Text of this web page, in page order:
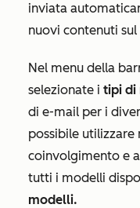
inviata
nuovi contenuti
Nel menu della
selezionate i tipi di
di e-mail per i
possibile utilizzare
coinvolgimento e
tutti i modelli
modelli.